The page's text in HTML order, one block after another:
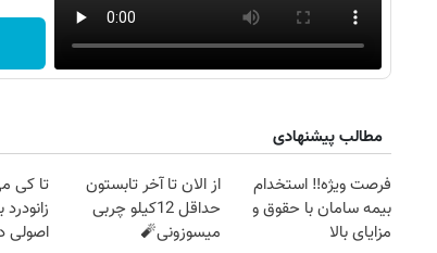
مطالب پیشنهادی
فرصت ویژه‼️ استخدام
بیمه سامان با حقوق و
مزایای بالا
از الان تا آخر تابستون
حداقل 12کیلو چربی
میسوزونی🧨
تا کی
اصولی